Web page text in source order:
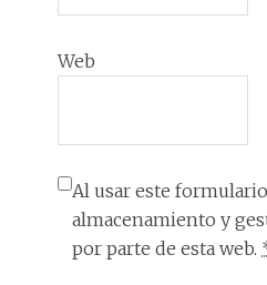
Web
Al usar este
almacenamiento y
por parte de esta web.